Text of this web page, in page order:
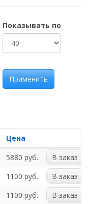
Показывать по
Применить
Цена
5880 руб.
В заказ
1100 руб.
В заказ
1100 руб.
В заказ